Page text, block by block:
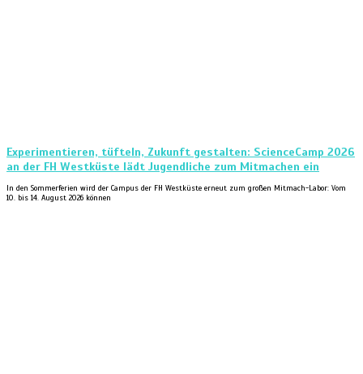
Experimentieren, tüfteln, Zukunft gestalten: ScienceCamp 2026
an der FH Westküste lädt Jugendliche zum Mitmachen ein
In den Sommerferien wird der Campus der FH Westküste erneut zum großen Mitmach-Labor: Vom
10. bis 14. August 2026 können